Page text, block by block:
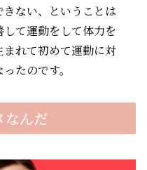
ない、ということは
て運動をして体力を
れて初めて運動に対
たのです。
なんだ